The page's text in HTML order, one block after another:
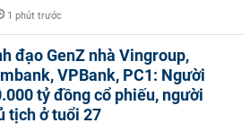
1 phút trước
đạo GenZ nhà Vingroup,
VPBank, PC1: Người
tỷ đồng cổ phiếu, người
tịch ở tuổi 27